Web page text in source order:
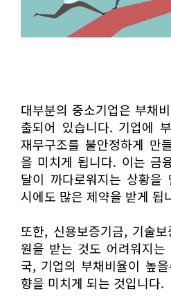
대부분의 중소기업은 부채
출되어 있습니다. 기업에
재무구조를 불안정하게 만
을 미치게 됩니다. 이는 금
달이 까다로워지는 상황을
시에도 많은 제약을 받게 됩
또한, 신용보증기금, 기술
원을 받는 것도 어려워지는
국, 기업의 부채비율이 높
향을 미치게 되는 것입니다.